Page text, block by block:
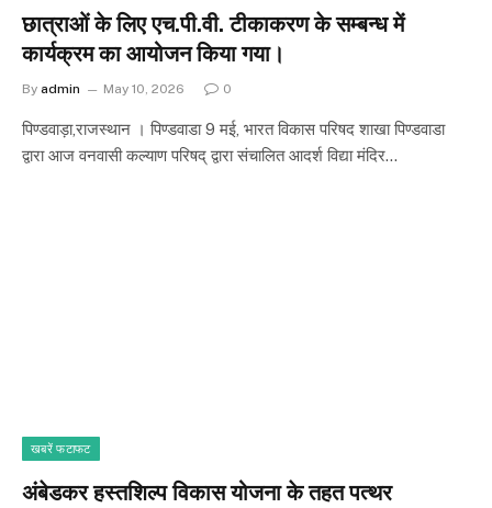
छात्राओं के लिए एच.पी.वी. टीकाकरण के सम्बन्ध में
कार्यक्रम का आयोजन किया गया।
By admin May 10, 2026 0
पिण्डवाड़ा,राजस्थान । पिण्डवाडा 9 मई, भारत विकास परिषद शाखा पिण्डवाडा
द्वारा आज वनवासी कल्याण परिषद् द्वारा संचालित आदर्श विद्या मंदिर…
खबरें फटाफट
अंबेडकर हस्तशिल्प विकास योजना के तहत पत्थर